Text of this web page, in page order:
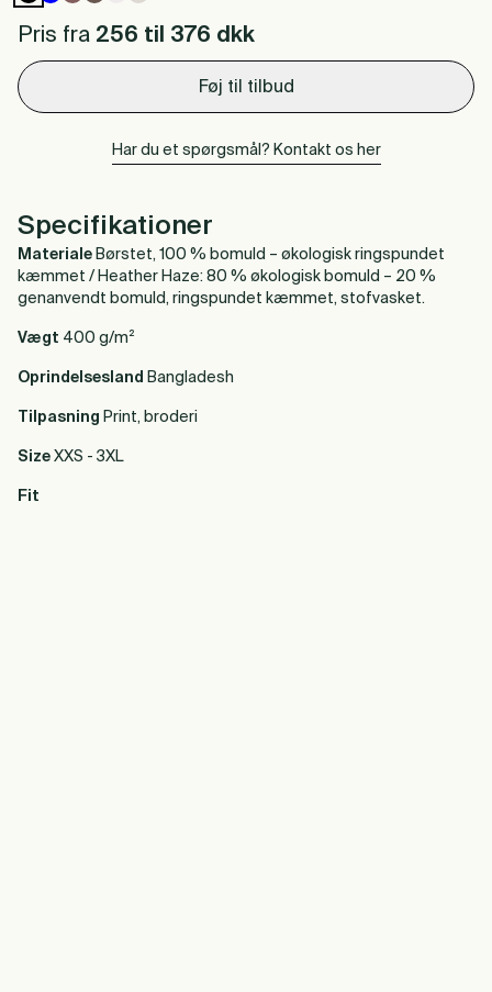
Pris fra 256 til 376 dkk
Føj til tilbud
Har du et spørgsmål? Kontakt os her
Specifikationer
Materiale Børstet, 100 % bomuld – økologisk ringspundet
kæmmet / Heather Haze: 80 % økologisk bomuld – 20 %
genanvendt bomuld, ringspundet kæmmet, stofvasket.
Vægt 400 g/m²
Oprindelsesland Bangladesh
Tilpasning Print, broderi
Size XXS - 3XL
Fit